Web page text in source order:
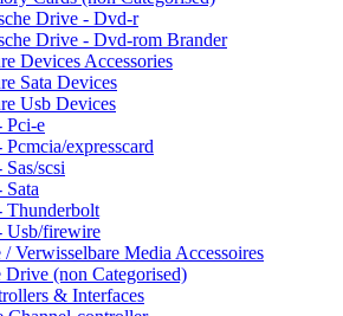
Drive - Dvd-r
Drive - Dvd-rom Brander
Devices Accessories
Sata Devices
Usb Devices
Pci-e
Pcmcia/expresscard
Sas/scsi
Sata
Thunderbolt
Usb/firewire
/ Verwisselbare Media Accessoires
Drive (non Categorised)
& Interfaces